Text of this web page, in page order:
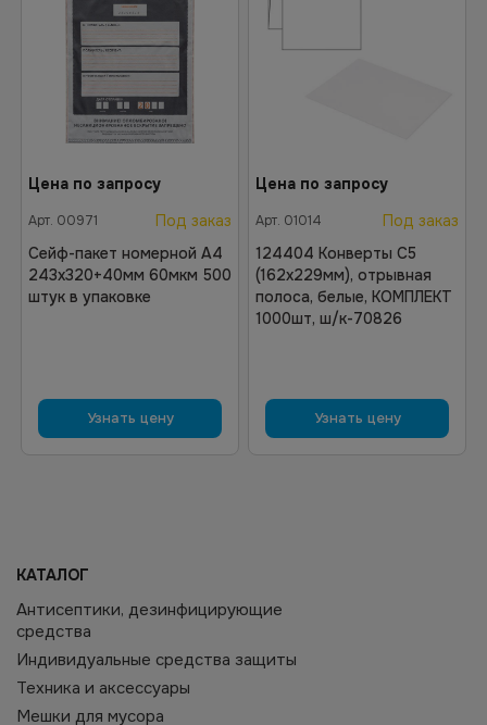
Цена по запросу
Арт. 00971
Под заказ
Сейф-пакет номерной А4
243х320+40мм 60мкм 500
штук в упаковке
Узнать цену
Цена по запросу
Арт. 01014
Под заказ
124404 Конверты С5
(162х229мм), отрывная
полоса, белые, КОМПЛЕКТ
1000шт, ш/к-70826
Узнать цену
КАТАЛОГ
Антисептики, дезинфицирующие
средства
Индивидуальные средства защиты
Техника и аксессуары
Мешки для мусора